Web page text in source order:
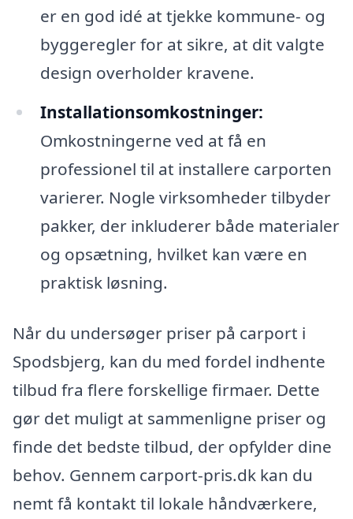
er en god idé at tjekke kommune- og
byggeregler for at sikre, at dit valgte
design overholder kravene.
Installationsomkostninger:
Omkostningerne ved at få en
professionel til at installere carporten
varierer. Nogle virksomheder tilbyder
pakker, der inkluderer både materialer
og opsætning, hvilket kan være en
praktisk løsning.
Når du undersøger priser på carport i
Spodsbjerg, kan du med fordel indhente
tilbud fra flere forskellige firmaer. Dette
gør det muligt at sammenligne priser og
finde det bedste tilbud, der opfylder dine
behov. Gennem carport-pris.dk kan du
nemt få kontakt til lokale håndværkere,